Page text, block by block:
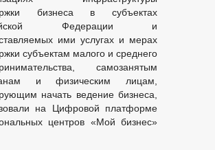
бизнеса в субъектах
Федерации и
ими услугах и мерах
субъектам малого и среднего
самозанятым
и физическим лицам,
начать ведение бизнеса,
на Цифровой платформе
центров «Мой бизнес»